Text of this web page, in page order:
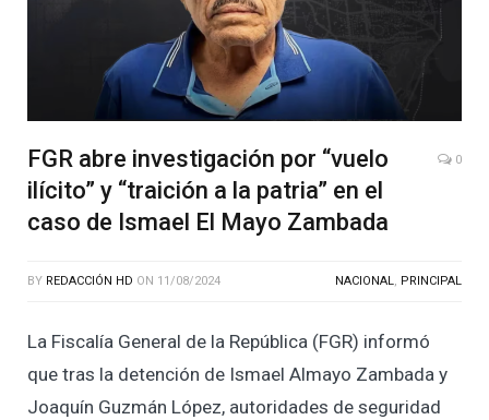
FGR abre investigación por “vuelo
ilícito” y “traición a la patria” en el
caso de Ismael El Mayo Zambada
0
BY REDACCIÓN HD ON 11/08/2024 NACIONAL, PRINCIPAL
La Fiscalía General de la República (FGR) informó
que tras la detención de Ismael Almayo Zambada y
Joaquín Guzmán López, autoridades de seguridad